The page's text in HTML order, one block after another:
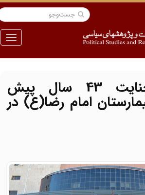
منو
بازخوانی جنایت 43 سال پیش
امام رضا(ع) در